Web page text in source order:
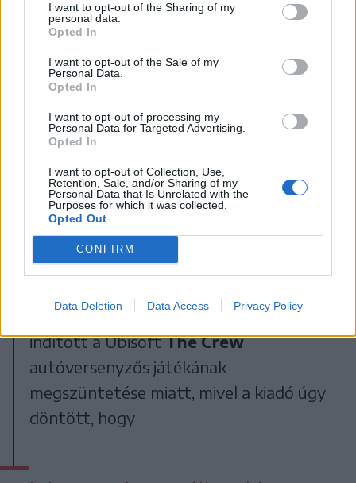
I want to opt-out of the Sharing of my
personal data.
Opted In
I want to opt-out of the Sale of my
Personal Data.
Opted In
I want to opt-out of processing my
Personal Data for Targeted Advertising.
Opted In
I want to opt-out of Collection, Use,
Retention, Sale, and/or Sharing of my
Personal Data that Is Unrelated with the
Purposes for which it was collected.
Opted Out
CONFIRM
Data Deletion Data Access Privacy Policy
FOTÓ: BORBÉLY FANNI
kezdeményezésis, amelyet Ross Scott
indított a UbisoftThe Crew
autóversenyzős játékának
megszüntetése miatt, mivel a kiadó úgy
döntött, hogy